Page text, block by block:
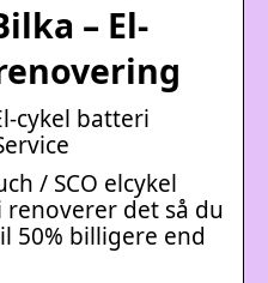
– El-
cykel batteri
/ SCO elcykel
det så du
50% billigere end